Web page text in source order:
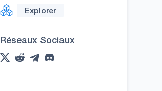
Explorer
Réseaux Sociaux